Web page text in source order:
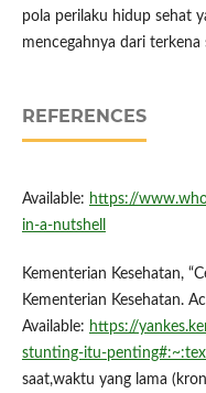
pola perilaku hidup sehat
mencegahnya dari
REFERENCES
Available: https://
in-a-nutshell
Kementerian Kesehatan,
Kementerian Kesehatan.
Available: https://
stunting-itu-
saat,waktu yang lama